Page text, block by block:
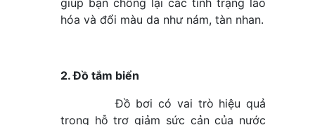
giúp bạn chống lại các tình trạng lão
hóa và đổi màu da như nám, tàn nhan.
2. Đồ tắm biển
Đồ bơi có vai trò hiệu quả
trong hỗ trợ giảm sức cản của nước